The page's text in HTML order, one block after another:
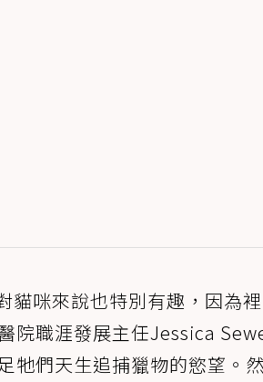
貓咪來說也特別有趣，因為
院職涯發展主任Jessica
牠們天生追捕獵物的慾望。